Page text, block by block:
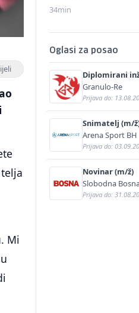
Mi
34min
Oglasi za posao
Diplomirani
Bachelor
(m/ž)
Granulo-Re
Prijava do:
Snimatelj (m/
Arena Sport BH
Prijava do:
Novinar (m/ž)
Slobodna
Prijava do: